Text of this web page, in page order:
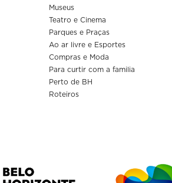
Museus
Teatro e Cinema
Parques e Praças
Ao ar livre e Esportes
Compras e Moda
Para curtir com a familia
Perto de BH
Roteiros